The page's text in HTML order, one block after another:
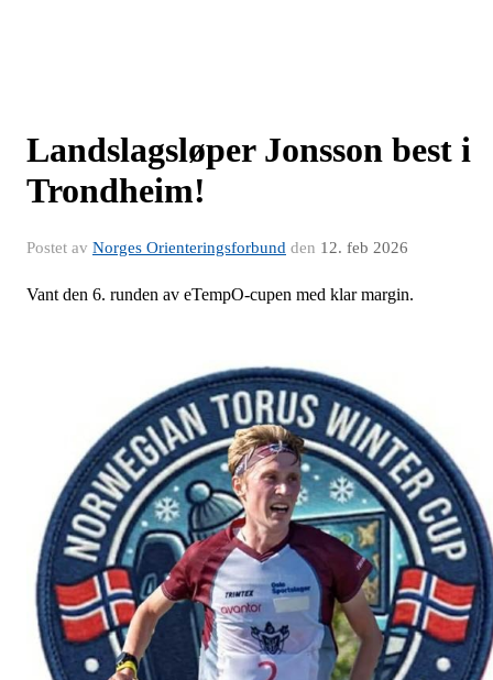
Landslagsløper Jonsson best i
Trondheim!
Postet av Norges Orienteringsforbund den 12. feb 2026
Vant den 6. runden av eTempO-cupen med klar margin.